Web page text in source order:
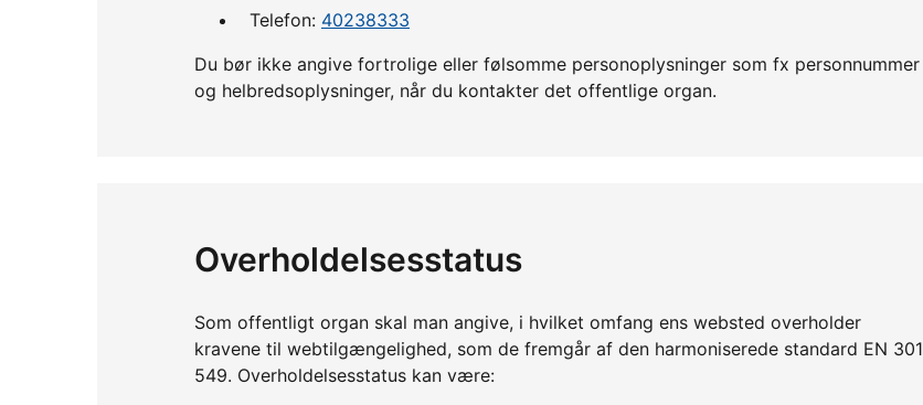
Telefon: 40238333
Du bør ikke angive fortrolige eller følsomme personoplysninger som fx personnummer
og helbredsoplysninger, når du kontakter det offentlige organ.
Overholdelsesstatus
Som offentligt organ skal man angive, i hvilket omfang ens websted overholder
kravene til webtilgængelighed, som de fremgår af den harmoniserede standard EN 301
549. Overholdelsesstatus kan være: